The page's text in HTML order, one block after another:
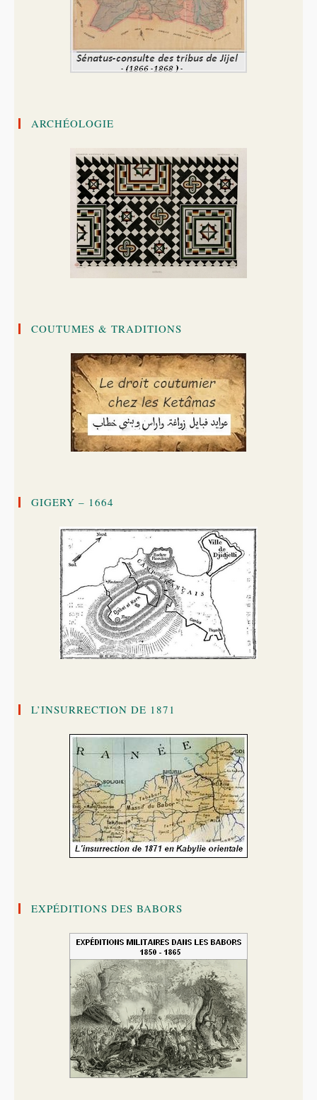
ARCHÉOLOGIE
COUTUMES & TRADITIONS
GIGERY – 1664
L’INSURRECTION DE 1871
EXPÉDITIONS DES BABORS